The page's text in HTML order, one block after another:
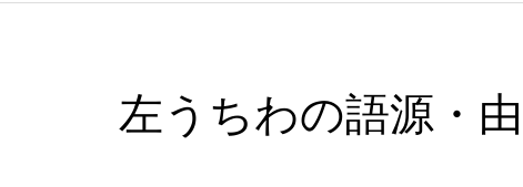
左うちわの語源・